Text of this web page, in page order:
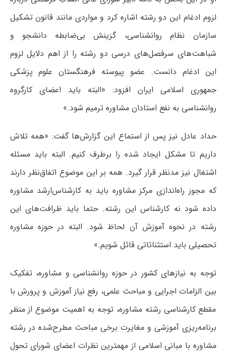
لزوم ادغام این دو رشته اشاره کرد و مواردی مانند قانون تشکیل
سازمان نظام روانشناسی، گزینش بی‌ضابطه دانشجو و
شباهت‌های سرفصل‌های درسی دو رشته را از اهم دلایل لزوم
این ادغام دانست. عضو پیوسته فرهنگستان علوم پزشکی
جمهوری اسلامی ایران افزود: «البته باید اعضای کارگروه
روانشناسی به نفع استادان مشاوره ترمیم شود.»
حداد عادل نیز پس از استماع این گزارش‌ها گفت: «همه تلاش
داریم تا مشکل ایجاد شده را برطرف کنیم. البته باید مسئله
اشتغال نیز مدنظر قرار گیرد. همه بر این موضوع اتفاق‌نظر دارند
که مجوز راه‌اندازی مرکز مشاوره باید به کارشناس‌ارشد مشاوره
داده شود نه کارشناس این رشته. حتما باید ظرافت‌های این
رشته در نحوه آموزش آن لحاظ شود. البته در حوزه مشاوره
تحصیلی باید استثنائاتی قائل شویم.»
توجه به نیازهای کشور در حوزه روانشناسی و مشاوره، تفکیک
بین الزامات اجرایی و مباحث علمی، رفع نیاز آموزش‌ و پرورش با
مقطع کارشناسی رشته مشاوره، توجه به اهمیت موضوع از منظر
برنامه‌ریزی آموزشی و مغایرت برخی مباحث مطرح‌شده در رشته
مشاوره با مبانی اسلامی از مهمترین نظرات اعضای شورای تحول